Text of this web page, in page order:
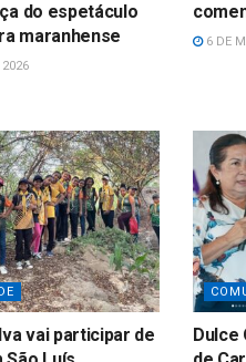
do espetáculo
maranhense
6 DE
vai participar de
Dulce